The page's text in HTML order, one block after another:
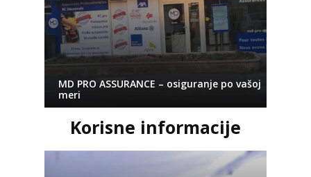
MD PRO ASSURANCE – osiguranje po vašoj
meri
Korisne informacije